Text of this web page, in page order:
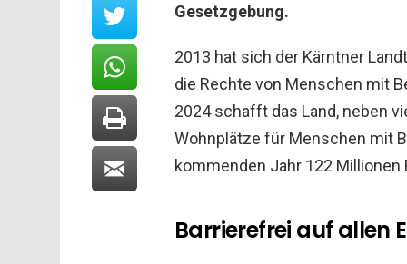
Gesetzgebung.
2013 hat sich der Kärntner
die Rechte von Menschen mit
2024 schafft das Land, neben
Wohnplätze für Menschen mit
kommenden Jahr 122 Millionen
Barrierefrei auf allen